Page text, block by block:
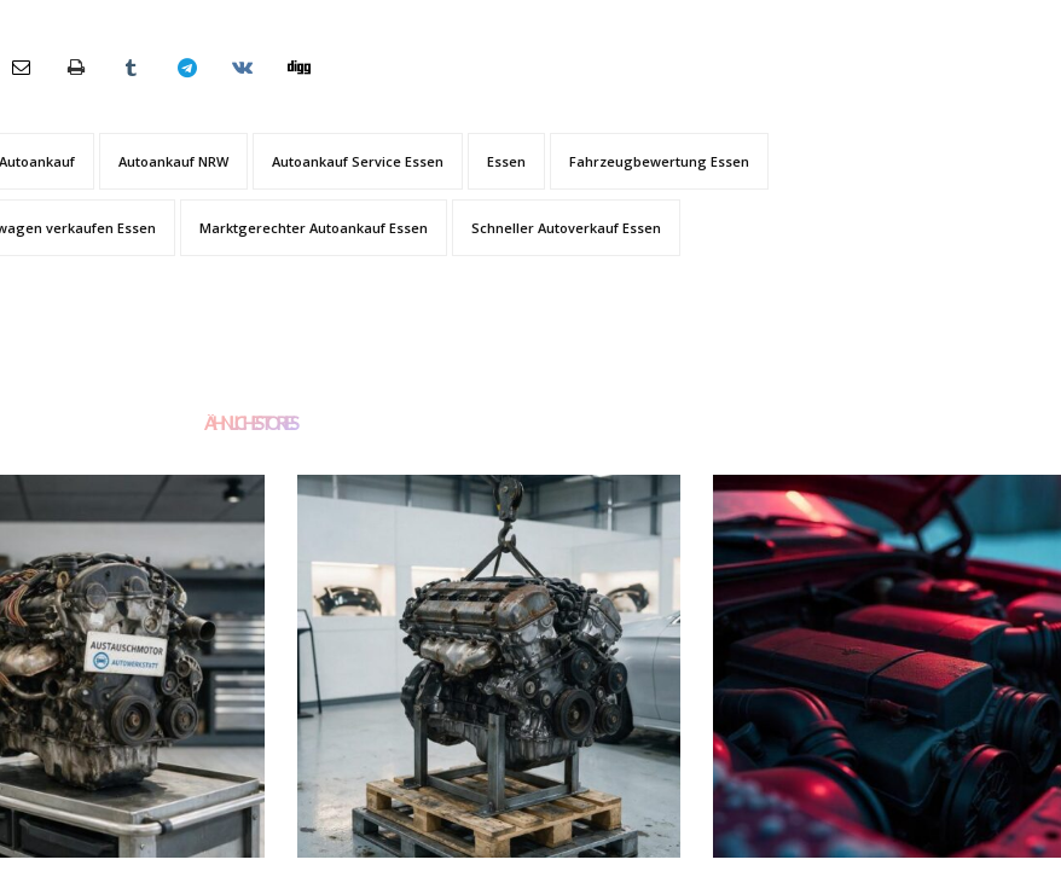
Autoankauf Autoankauf NRW Autoankauf Service Essen Essen Fahrzeugbewertung Essen
verkaufen Essen Marktgerechter Autoankauf Essen Schneller Autoverkauf Essen
ÄHNLICHE STORIES